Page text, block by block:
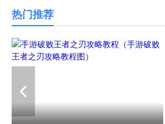
热门推荐